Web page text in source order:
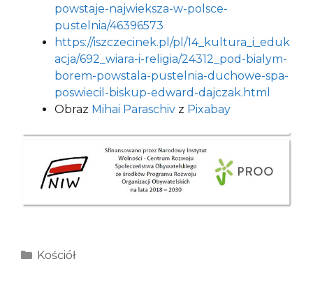
powstaje-najwieksza-w-polsce-
pustelnia/46396573
https://iszczecinek.pl/pl/14_kultura_i_eduk
acja/692_wiara-i-religia/24312_pod-bialym-
borem-powstala-pustelnia-duchowe-spa-
poswiecil-biskup-edward-dajczak.html
Obraz Mihai Paraschiv z Pixabay
Kategorie
Kościół